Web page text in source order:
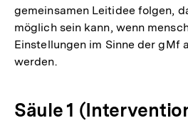
gemeinsamen Leitidee folgen,
möglich sein kann, wenn
Einstellungen im Sinne der gMf
werden.
Säule 1